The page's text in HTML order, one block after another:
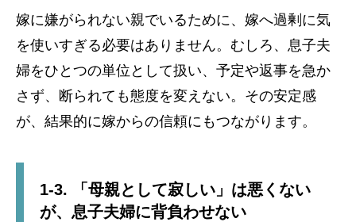
嫁に嫌がられない親でいるために、嫁へ過剰に気
を使いすぎる必要はありません。むしろ、息子夫
婦をひとつの単位として扱い、予定や返事を急か
さず、断られても態度を変えない。その安定感
が、結果的に嫁からの信頼にもつながります。
1-3. 「母親として寂しい」は悪くない
が、息子夫婦に背負わせない